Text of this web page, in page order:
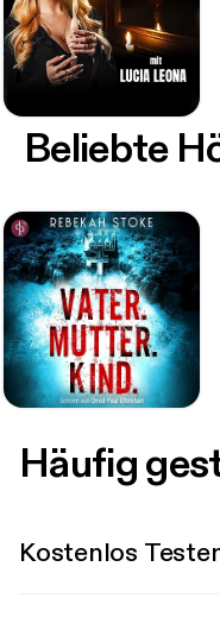
Beliebte
Häufig
Kostenlos